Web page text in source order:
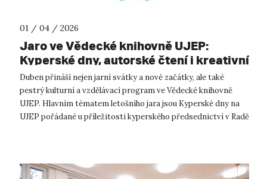
01 / 04 / 2026
Jaro ve Vědecké knihovně UJEP:
Kyperské dny, autorské čtení i kreativní
workshopy
Duben přináší nejen jarní svátky a nové začátky, ale také
pestrý kulturní a vzdělávací program ve Vědecké knihovně
UJEP. Hlavním tématem letošního jara jsou Kyperské dny na
UJEP pořádané u příležitosti kyperského předsednictví v Radě